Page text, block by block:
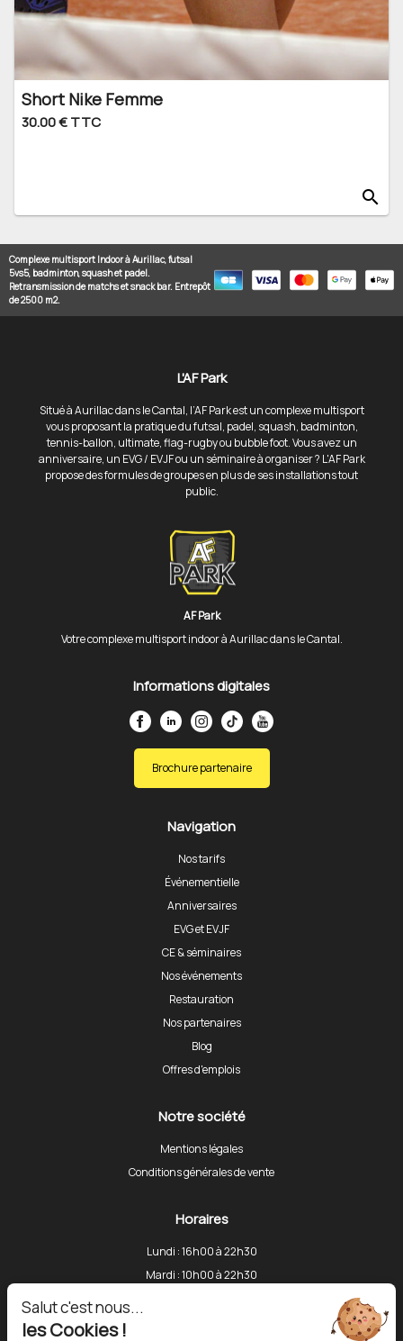
Short Nike Femme
30.00 € TTC
search
Complexe multisport Indoor à Aurillac, futsal
5vs5, badminton, squash et padel.
Retransmission de matchs et snack bar. Entrepôt
de 2500 m2.
L'AF Park
Situé à Aurillac dans le Cantal, l’AF Park est un complexe multisport
vous proposant la pratique du futsal, padel, squash, badminton,
tennis-ballon, ultimate, flag-rugby ou bubble foot. Vous avez un
anniversaire, un EVG / EVJF ou un séminaire à organiser ? L'AF Park
propose des formules de groupes en plus de ses installations tout
public.
AF Park
Votre complexe multisport indoor à Aurillac dans le Cantal.
Informations digitales
Brochure partenaire
Navigation
Nos tarifs
Événementielle
Anniversaires
EVG et EVJF
CE & séminaires
Nos événements
Restauration
Nos partenaires
Blog
Offres d'emplois
Notre société
Mentions légales
Conditions générales de vente
Horaires
Lundi : 16h00 à 22h30
Mardi : 10h00 à 22h30
Salut c'est nous...
les Cookies !